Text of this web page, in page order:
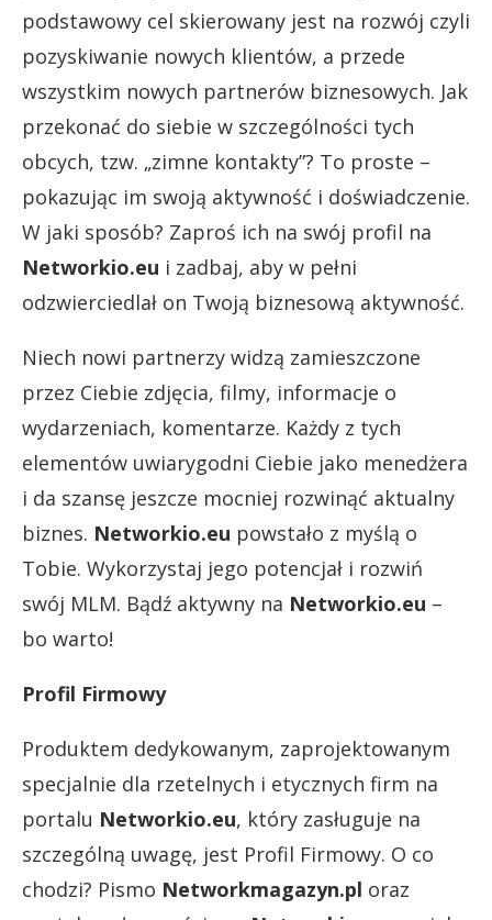
podstawowy cel skierowany jest na rozwój czyli
pozyskiwanie nowych klientów, a przede
wszystkim nowych partnerów biznesowych. Jak
przekonać do siebie w szczególności tych
obcych, tzw. „zimne kontakty”? To proste –
pokazując im swoją aktywność i doświadczenie.
W jaki sposób? Zaproś ich na swój profil na
Networkio.eu i zadbaj, aby w pełni
odzwierciedlał on Twoją biznesową aktywność.
Niech nowi partnerzy widzą zamieszczone
przez Ciebie zdjęcia, filmy, informacje o
wydarzeniach, komentarze. Każdy z tych
elementów uwiarygodni Ciebie jako menedżera
i da szansę jeszcze mocniej rozwinąć aktualny
biznes. Networkio.eu powstało z myślą o
Tobie. Wykorzystaj jego potencjał i rozwiń
swój MLM. Bądź aktywny na Networkio.eu –
bo warto!
Profil Firmowy
Produktem dedykowanym, zaprojektowanym
specjalnie dla rzetelnych i etycznych firm na
portalu Networkio.eu, który zasługuje na
szczególną uwagę, jest Profil Firmowy. O co
chodzi? Pismo Networkmagazyn.pl oraz